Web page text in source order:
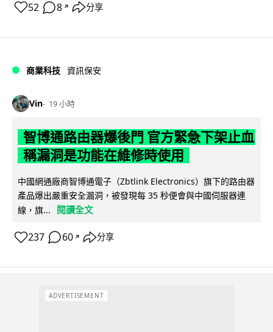
52 8 ↗ 分享
商業科技 資訊保安
Vin 19 小時
智博通路由器爆後門 官方緊急下架止血
稱漏洞是功能在維修時使用
中國網通廠商智博通電子（Zbtlink Electronics）旗下的路由器
產品爆出嚴重安全漏洞，被發現每 35 秒便會與中國伺服器連
線，旗...
閱讀全文
237 60 ↗ 分享
ADVERTISEMENT